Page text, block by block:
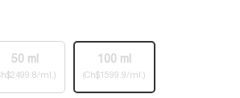
variation is out of stock,
Selected
The product variation is out of stock,
50 ml
ml.)
, 2 of 3 Selected
The product variation
100 ml
(Ch$1599.9/ml.)
, 3 of 3